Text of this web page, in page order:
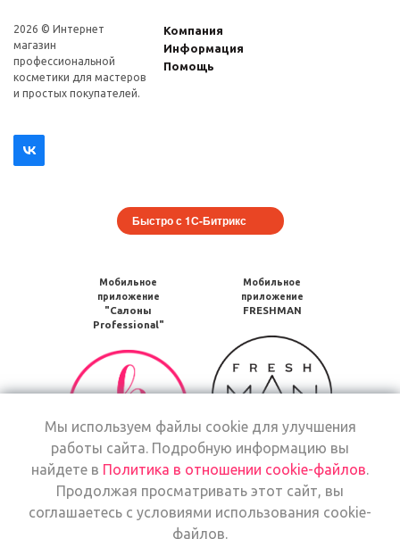
2026 © Интернет
магазин
профеcсиональной
косметики для мастеров
и простых покупателей.
Компания
Информация
Помощь
Быстро с 1С-Битрикс
Мобильное
приложение
"Салоны
Professional"
Мобильное
приложение
Салоны
загрузить
в
Google
Мобильное
приложение
Мобильное
приложение
FRESHMAN
Мобильное
приложение
FRESHMAN
Play
Мобильное
приложение
Freshman
Мы используем файлы cookie для улучшения
работы сайта. Подробную информацию вы
найдете в Политика в отношении cookie-файлов.
Продолжая просматривать этот сайт, вы
соглашаетесь с условиями использования cookie-
файлов.